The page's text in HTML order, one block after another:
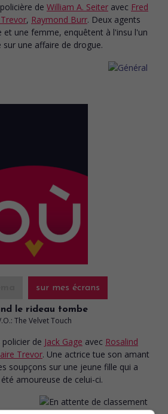
de William A. Seiter avec Fred
, Raymond Burr. Deux agents
une femme, enquêtent à l'insu l'un
sur une affaire de drogue.
sur mes écrans
le rideau tombe
The Velvet Touch
policier de Jack Gage avec Rosalind
Trevor. Une actrice tue son amant
soupçons sur une jeune fille qui a
amoureuse de celui-ci.